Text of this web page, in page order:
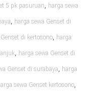
5 pk pasuruan, harga sewa
, harga sewa Genset di
di kertosono, harga
, harga sewa Genset di
Genset di surabaya, harga
sewa Genset kertosono,